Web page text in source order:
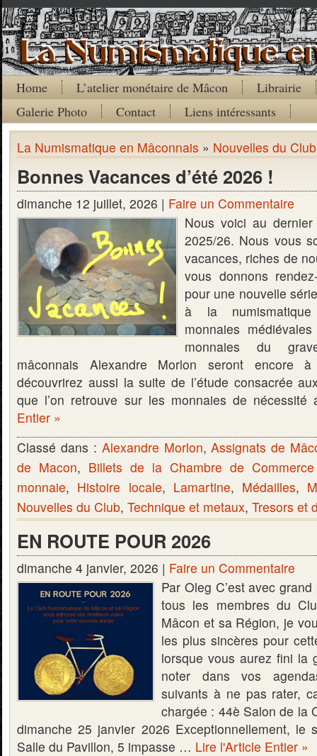
Home L’atelier monétaire de Mâcon
Librairie
Galerie Photo
Contact Liens intéressants
La Numismatique en Mâconnais » Nouvelles du Club
Bonnes Vacances d’été 2026 !
dimanche 12 juillet, 2026 | Faire un Commentaire
Nous voici au
2025/26. Nous vous
vacances, riches de
vous donnons
pour une nouvelle
à la
monnaies
monnaies du
mâconnais Alexandre Morlon seront encore
découvrirez aussi la suite de l’étude consacrée
que l’on retrouve sur les monnaies de
Entier »
Classé dans : Alexandre Morlon,Assignats de
de Macon, Billets de la Chambre de
monnaie, Histoire locale, Lamartine, Médailles,
Nouvelles du Club, Technique et metaux, Tresors et
EN ROUTE POUR 2026
dimanche 4 janvier, 2026 | Faire un Commentaire
Par Oleg C’est avec
tous les membres du
Mâcon et sa Région, je
les plus sincères pour
lorsque vous aurez fini la
noter dans vos
suivants à ne pas rater,
chargée : 44è Salon de la
dimanche 25 janvier 2026 Exceptionnellement, le
Salle du Pavillon, 5 impasse … Lire l'Article Entier »